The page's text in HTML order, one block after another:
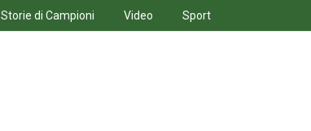
Storie di Campioni Video Sport